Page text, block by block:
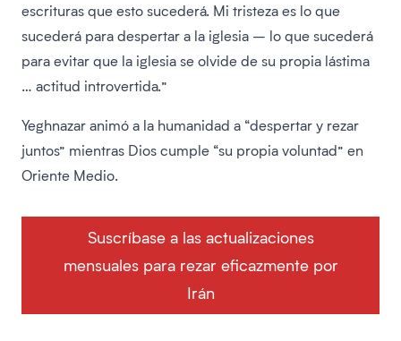
escrituras que esto sucederá. Mi tristeza es lo que
sucederá para despertar a la iglesia – lo que sucederá
para evitar que la iglesia se olvide de su propia lástima
… actitud introvertida.”
Yeghnazar animó a la humanidad a “despertar y rezar
juntos” mientras Dios cumple “su propia voluntad” en
Oriente Medio.
Suscríbase a las actualizaciones
mensuales para rezar eficazmente por
Irán